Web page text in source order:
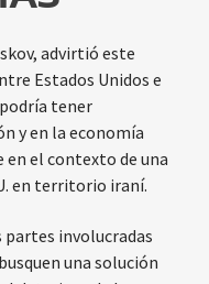
advirtió este
Estados Unidos e
tener
y en la economía
en el contexto de una
en territorio iraní.
partes involucradas
una solución